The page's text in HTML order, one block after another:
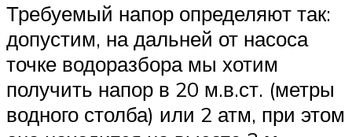
Требуемый напор определяют так:
допустим, на дальней от насоса
точке водоразбора мы хотим
получить напор в 20 м.в.ст. (метры
водного столба) или 2 атм, при этом